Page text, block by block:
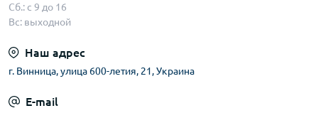
Сб.: с 9 до 16
Вс: выходной
Наш адрес
г. Винница, улица 600-летия, 21, Украина
E-mail